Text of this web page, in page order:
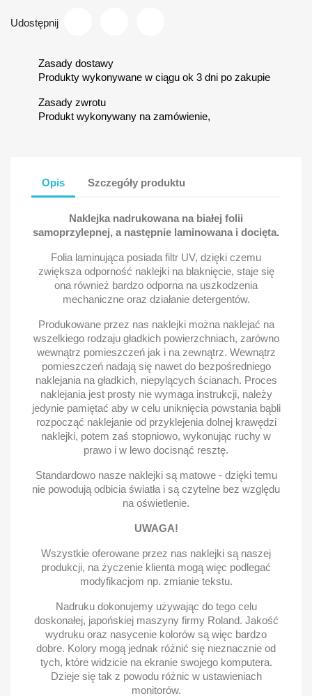
Udostępnij
Zasady dostawy
Produkty wykonywane w ciągu ok 3 dni po zakupie
Zasady zwrotu
Produkt wykonywany na zamówienie,
Opis Szczegóły produktu
Naklejka nadrukowana na białej folii
samoprzylepnej, a następnie laminowana i docięta.
Folia laminująca posiada filtr UV, dzięki czemu
zwiększa odporność naklejki na blaknięcie, staje się
ona również bardzo odporna na uszkodzenia
mechaniczne oraz działanie detergentów.
Produkowane przez nas naklejki można naklejać na
wszelkiego rodzaju gładkich powierzchniach, zarówno
wewnątrz pomieszczeń jak i na zewnątrz. Wewnątrz
pomieszczeń nadają się nawet do bezpośredniego
naklejania na gładkich, niepylących ścianach. Proces
naklejania jest prosty nie wymaga instrukcji, należy
jedynie pamiętać aby w celu uniknięcia powstania bąbli
rozpocząć naklejanie od przyklejenia dolnej krawędzi
naklejki, potem zaś stopniowo, wykonując ruchy w
prawo i w lewo docisnąć resztę.
Standardowo nasze naklejki są matowe - dzięki temu
nie powodują odbicia światła i są czytelne bez względu
na oświetlenie.
UWAGA!
Wszystkie oferowane przez nas naklejki są naszej
produkcji, na życzenie klienta mogą więc podlegać
modyfikacjom np. zmianie tekstu.
Nadruku dokonujemy używając do tego celu
doskonałej, japońskiej maszyny firmy Roland. Jakość
wydruku oraz nasycenie kolorów są więc bardzo
dobre. Kolory mogą jednak różnić się nieznacznie od
tych, które widzicie na ekranie swojego komputera.
Dzieje się tak z powodu różnic w ustawieniach
monitorów.